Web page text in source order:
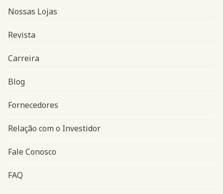
Navegação do rodapé
Nossas Lojas
Revista
Carreira
Blog
Fornecedores
Relação com o Investidor
Fale Conosco
FAQ